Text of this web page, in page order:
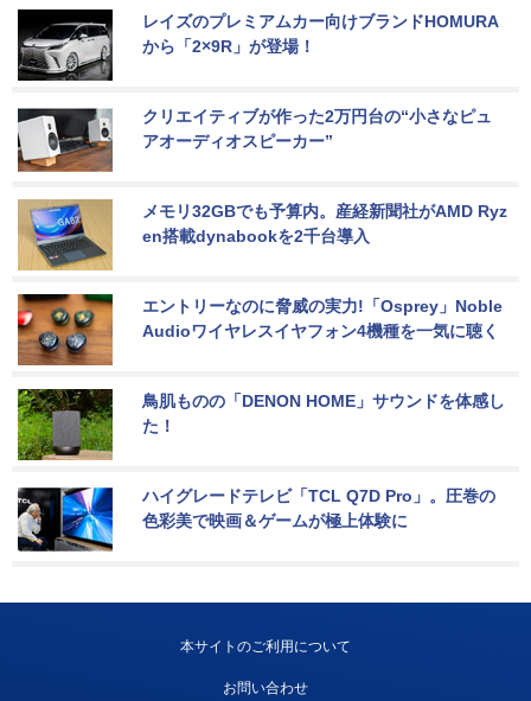
レイズのプレミアムカー向けブランドHOMURA
から「2×9R」が登場！
クリエイティブが作った2万円台の“小さなピュ
アオーディオスピーカー”
メモリ32GBでも予算内。産経新聞社がAMD Ryz
en搭載dynabookを2千台導入
エントリーなのに脅威の実力!「Osprey」Noble
Audioワイヤレスイヤフォン4機種を一気に聴く
鳥肌ものの「DENON HOME」サウンドを体感し
た！
ハイグレードテレビ「TCL Q7D Pro」。圧巻の
色彩美で映画＆ゲームが極上体験に
本サイトのご利用について
お問い合わせ